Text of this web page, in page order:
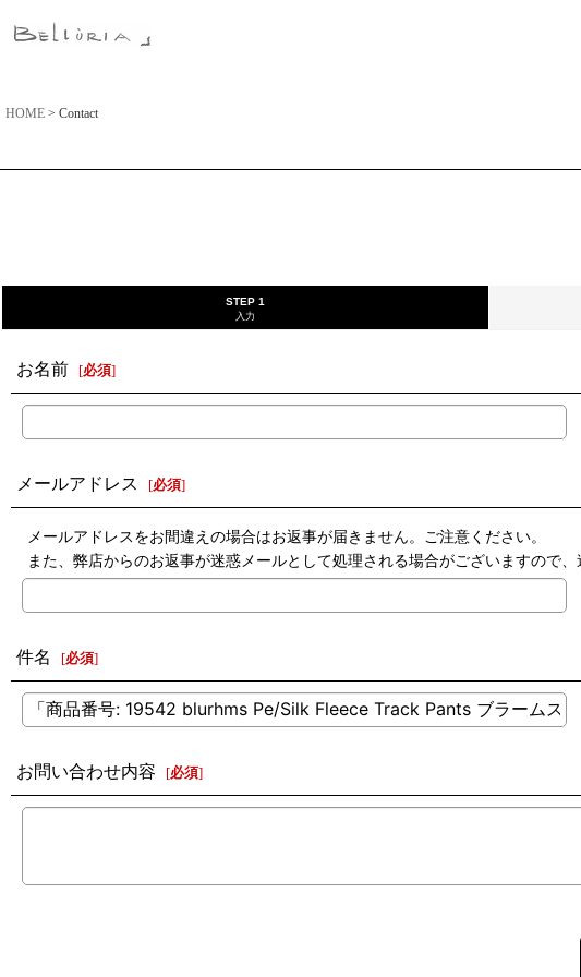
HOME > Contact
STEP 1
入力
お名前 [必須]
メールアドレス [必須]
メールアドレスをお間違えの場合はお返事が届きません。ご注意ください。
また、弊店からのお返事が迷惑メールとして処理される場合がございますので
件名 [必須]
お問い合わせ内容 [必須]